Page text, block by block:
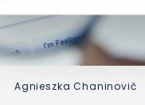
Agnieszka Chaninovič